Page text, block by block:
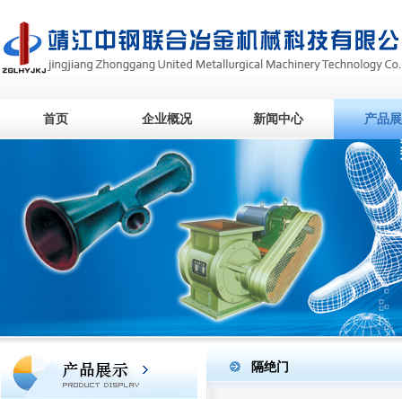
首页 企业概况 新闻中心 产品
隔绝门